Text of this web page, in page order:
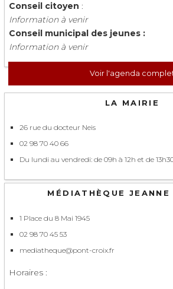
Conseil citoyen :
Information à venir
Conseil municipal des jeunes :
Information à venir
Voir l'agenda
LA MAIRIE
26 rue du docteur Neis
02 98 70 40 66
Du lundi au vendredi: de 09h à 12h et de
MÉDIATHÈQUE JEANNE
1 Place du 8 Mai 1945
02 98 70 45 53
mediatheque@pont-croix.fr
Horaires :